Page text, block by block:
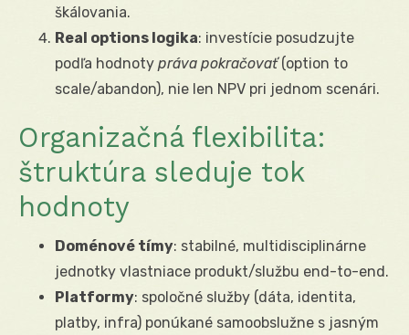
škálovania.
Real options logika: investície posudzujte
podľa hodnoty práva pokračovať(option to
scale/abandon), nie len NPV pri jednom scenári.
Organizačná flexibilita:
štruktúra sleduje tok
hodnoty
Doménové tímy: stabilné, multidisciplinárne
jednotky vlastniace produkt/službu end-to-end.
Platformy: spoločné služby (dáta, identita,
platby, infra) ponúkané samoobslužne s jasným